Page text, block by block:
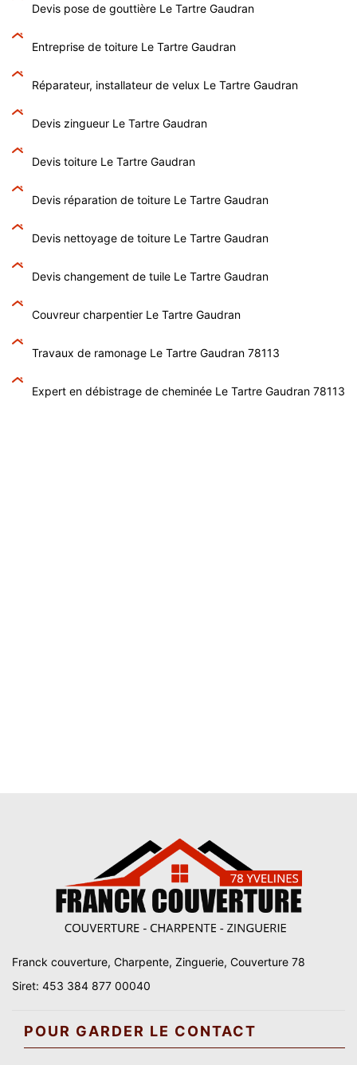
Devis pose de gouttière Le Tartre Gaudran
Entreprise de toiture Le Tartre Gaudran
Réparateur, installateur de velux Le Tartre Gaudran
Devis zingueur Le Tartre Gaudran
Devis toiture Le Tartre Gaudran
Devis réparation de toiture Le Tartre Gaudran
Devis nettoyage de toiture Le Tartre Gaudran
Devis changement de tuile Le Tartre Gaudran
Couvreur charpentier Le Tartre Gaudran
Travaux de ramonage Le Tartre Gaudran 78113
Expert en débistrage de cheminée Le Tartre Gaudran 78113
Franck couverture, Charpente, Zinguerie, Couverture 78
Siret: 453 384 877 00040
POUR GARDER LE CONTACT